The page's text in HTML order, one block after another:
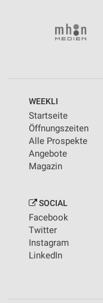
WEEKLI
Startseite
Öffnungszeiten
Alle Prospekte
Angebote
Magazin
SOCIAL
Facebook
Twitter
Instagram
LinkedIn